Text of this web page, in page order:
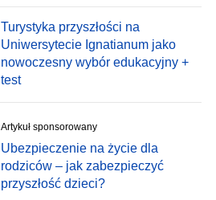
Turystyka przyszłości na
Uniwersytecie Ignatianum jako
nowoczesny wybór edukacyjny +
test
Artykuł sponsorowany
Ubezpieczenie na życie dla
rodziców – jak zabezpieczyć
przyszłość dzieci?